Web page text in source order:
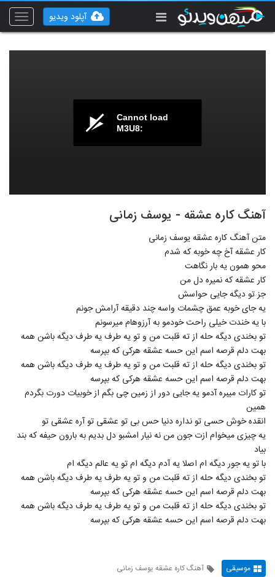
Toggle
آپلود ویدیو
Cannot load
M3U8:
آهنگ کاره عشقه - یوسف زمانی
متن آهنگ کاره عشقه یوسف زمانی
کار عشقه آخ چه خوبه که شدم
محو همون یه بار نگاهت
کار عشقه که نمیره دل من
جز تو دیگه جایی حواسش
یه جای خوبه عمق چشمات واسه چند دقیقه آرامش جونم
با یه خندت خیلی راحت خودمو به آرزوهام میرسونم
تو بخندی دیگه حله از ته قلبت من و تو یه طرف یه طرف دیگه باشن همه
بهت دلم قرصه اسم این حسه عشقه هرکی که بپرسه
تو بخندی دیگه حله از ته قلبت من و تو یه طرف یه طرف دیگه باشن همه
بهت دلم قرصه اسم این حسه عشقه هرکی که بپرسه
تو کارات میبره آدمو یه جایی دور از زمین چی بگم از خوبیات دورت بگردم
همین
انقده خوش حسی تو نداره دنیا حس بی تو عشقی تو آره عشقی تو
یه چیزی میخوام ازت جون من نه نیار امشبو دل بدیم به بارون حیفه که بند
بیاد
با تو یه جور دیگه ام اصلا یه آدم دیگه ام تو یه عالم دیگه ام
تو بخندی دیگه حله از ته قلبت من و تو یه طرف یه طرف دیگه باشن همه
بهت دلم قرصه اسم این حسه عشقه هرکی که بپرسه
تو بخندی دیگه حله از ته قلبت من و تو یه طرف یه طرف دیگه باشن همه
بهت دلم قرصه اسم این حسه عشقه هرکی که بپرسه
موسیقی
آهنگ کاره عشقه یوسف زمانی